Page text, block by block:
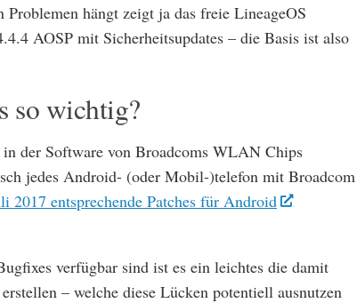
hängt zeigt ja das freie LineageOS
AOSP mit Sicherheitsupdates – die Basis ist also
so wichtig?
der Software von Broadcoms WLAN Chips
jedes Android- (oder Mobil-)telefon mit Broadcom
2017 entsprechende Patches für Android
verfügbar sind ist es ein leichtes die damit
– welche diese Lücken potentiell ausnutzen